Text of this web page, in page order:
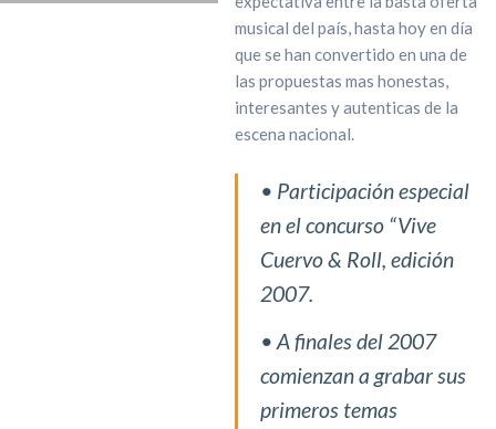
musical del país, hasta hoy en día
que se han convertido en una de
las propuestas mas honestas,
interesantes y autenticas de la
escena nacional.
• Participación especial
en el concurso “Vive
Cuervo & Roll, edición
2007.
• A finales del 2007
comienzan a grabar sus
primeros temas